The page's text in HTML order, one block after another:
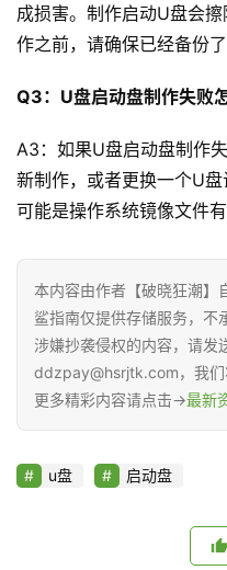
成损害。制作启动U盘会
作之前，请确保已经备份了
Q3：U盘启动盘制作失败
A3：如果U盘启动盘制作
新制作，或者更换一个U盘
可能是操作系统镜像文件
本内容由作者【破晓狂潮】
鲨指南仅提供存储服务，不
涉嫌抄袭侵权的内容，请发
ddzpay@hsrjtk.com，我们
更多精彩内容请点击→最新
u盘 启动盘